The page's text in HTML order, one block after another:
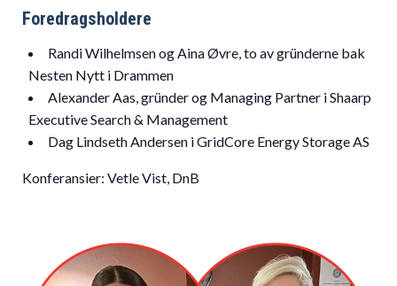
Foredragsholdere
Randi Wilhelmsen og Aina Øvre, to av gründerne bak
Nesten Nytt i Drammen
Alexander Aas , gründer og Managing Partner i Shaarp
Executive Search & Management
Dag Lindseth Andersen i GridCore Energy Storage AS
Konferansier: Vetle Vist, DnB